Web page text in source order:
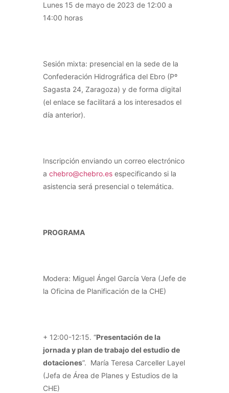
Lunes 15 de mayo de 2023 de 12:00 a
14:00 horas
Sesión mixta: presencial en la sede de la
Confederación Hidrográfica del Ebro (Pº
Sagasta 24, Zaragoza) y de forma digital
(el enlace se facilitará a los interesados el
día anterior).
Inscripción enviando un correo electrónico
a chebro@chebro.es especificando si la
asistencia será presencial o telemática.
PROGRAMA
Modera: Miguel Ángel García Vera (Jefe de
la Oficina de Planificación de la CHE)
+ 12:00-12:15. “Presentación de la
jornada y plan de trabajo del estudio de
dotaciones”. María Teresa Carceller Layel
(Jefa de Área de Planes y Estudios de la
CHE)